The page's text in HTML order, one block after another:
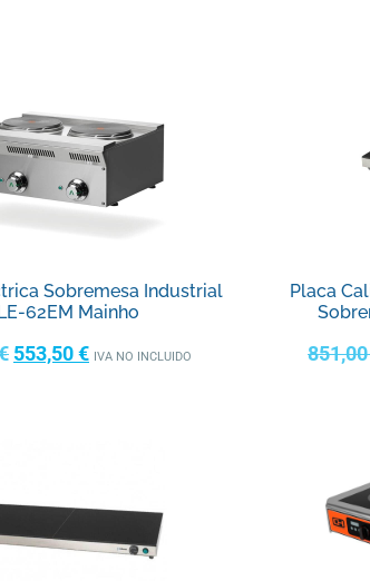
Sobremesa Industrial
62EM Mainho
553,50€ IVA NO INCLUIDO
Placa